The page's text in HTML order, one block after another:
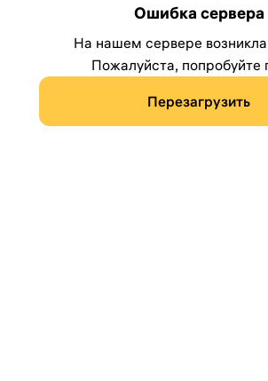
Ошибка сервера
На нашем сервере
Пожалуйста, попробуйте
Перезагрузить